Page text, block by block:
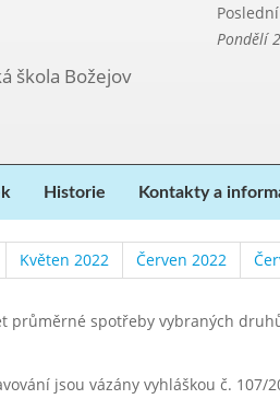
Pondělí
škola Božejov
Historie Kontakty a
Květen 2022 Červen 2022
průměrné spotřeby vybraných
jsou vázány vyhláškou č.